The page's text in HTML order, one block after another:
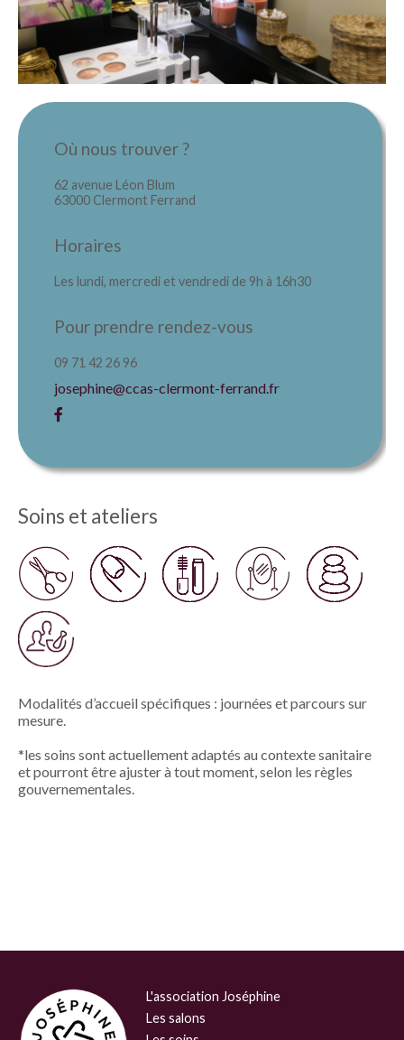
Où nous trouver ?
62 avenue Léon Blum
63000 Clermont Ferrand
Horaires
Les lundi, mercredi et vendredi de 9h à 16h30
Pour prendre rendez-vous
09 71 42 26 96
josephine@ccas-clermont-ferrand.fr
Soins et ateliers
Modalités d’accueil spécifiques : journées et parcours sur
mesure.
*les soins sont actuellement adaptés au contexte sanitaire
et pourront être ajuster à tout moment, selon les règles
gouvernementales.
L'association Joséphine
Les salons